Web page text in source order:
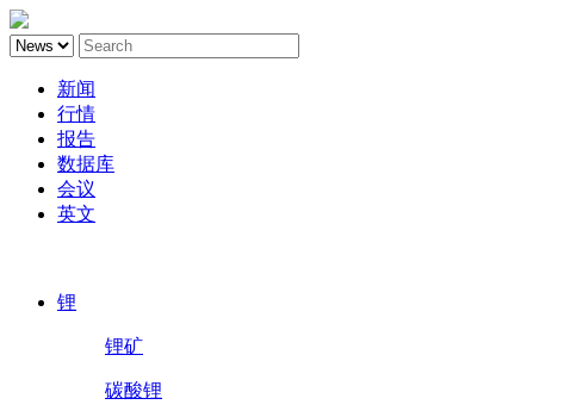
新闻
行情
报告
数据库
会议
英文
锂
锂矿
碳酸锂